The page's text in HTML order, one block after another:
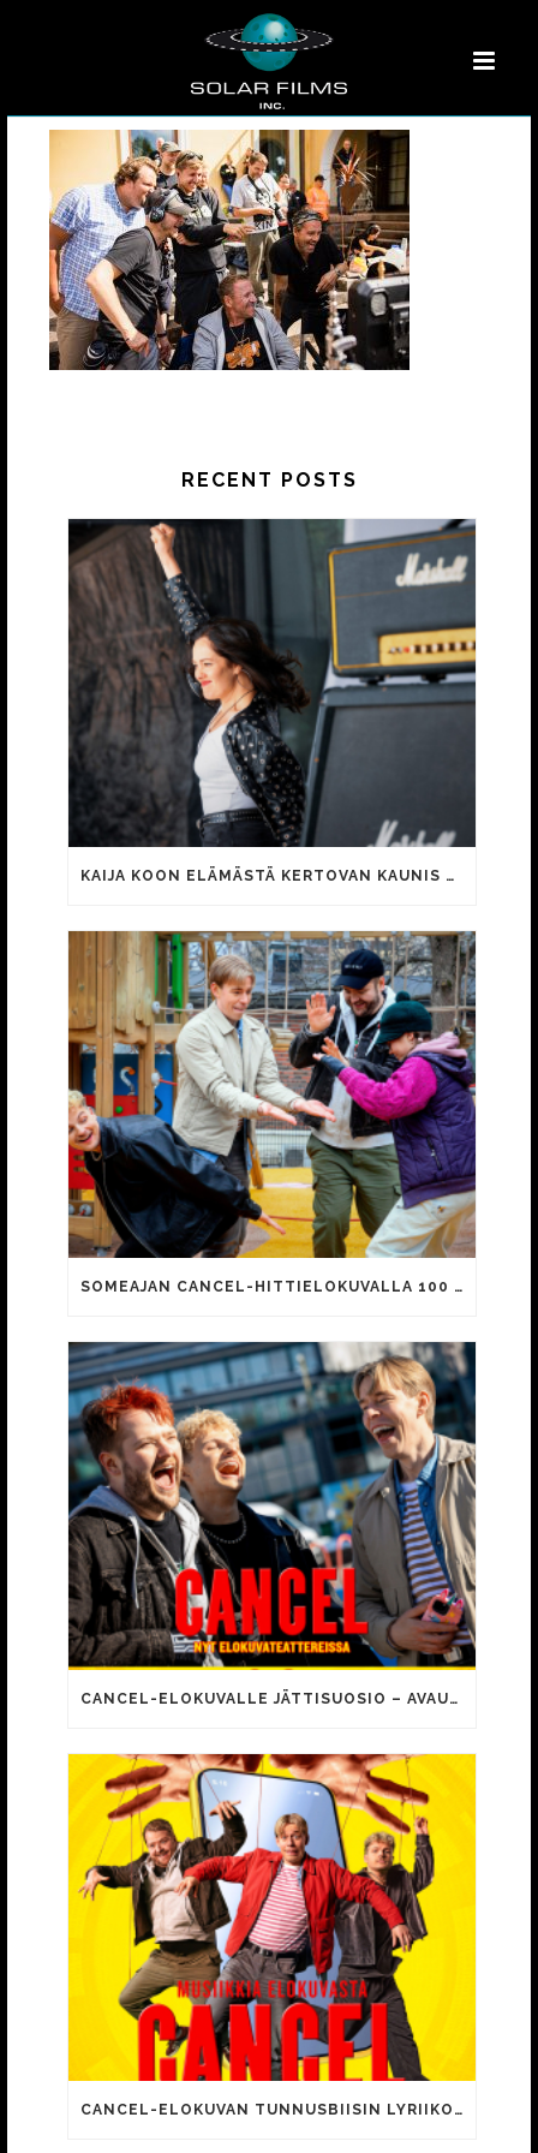
RECENT POSTS
KAIJA KOON ELÄMÄSTÄ KERTOVAN KAUNIS RIETAS ONNELLINEN -ELOKUVAN TRAILER JULKI
SOMEAJAN CANCEL-HITTIELOKUVALLA 100 000 KATSOJAA!
CANCEL-ELOKUVALLE JÄTTISUOSIO – AVAUSPÄIVÄNÄ JO 15 492 KATSOJAA!
CANCEL-ELOKUVAN TUNNUSBIISIN LYRIIKOISSA TUTTUJA MEEMIHOKEMIA YOUTUBE-VIDEOILTA!